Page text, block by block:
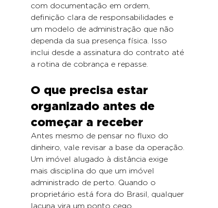
com documentação em ordem,
definição clara de responsabilidades e
um modelo de administração que não
dependa da sua presença física. Isso
inclui desde a assinatura do contrato até
a rotina de cobrança e repasse.
O que precisa estar
organizado antes de
começar a receber
Antes mesmo de pensar no fluxo do
dinheiro, vale revisar a base da operação.
Um imóvel alugado à distância exige
mais disciplina do que um imóvel
administrado de perto. Quando o
proprietário está fora do Brasil, qualquer
lacuna vira um ponto cego.